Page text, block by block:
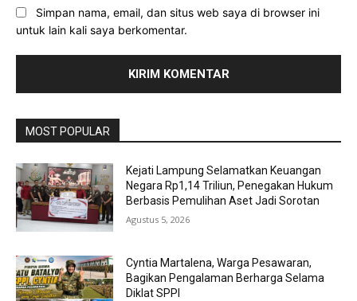
Simpan nama, email, dan situs web saya di browser ini
untuk lain kali saya berkomentar.
MOST POPULAR
Kejati Lampung Selamatkan Keuangan
Negara Rp1,14 Triliun, Penegakan Hukum
Berbasis Pemulihan Aset Jadi Sorotan
Agustus 5, 2026
Cyntia Martalena, Warga Pesawaran,
Bagikan Pengalaman Berharga Selama
Diklat SPPI